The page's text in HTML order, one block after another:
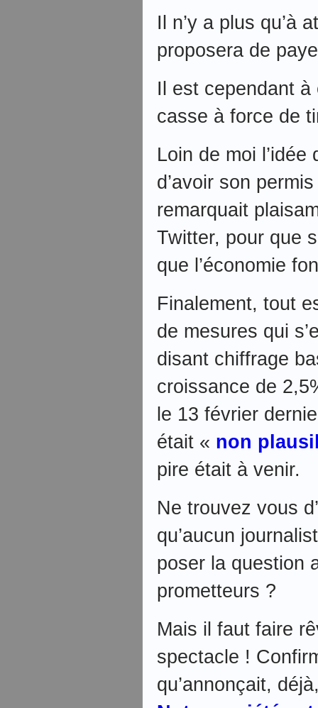
Il n’y a plus qu’à
proposera de
Il est cependant
casse à force de
Loin de moi l’idée
d’avoir son
remarquait
Twitter, pour que
que l’économie
Finalement, tout
de mesures qui
disant chiffrage
croissance de
le 13 février
était « non
pire était à venir.
Ne trouvez vous
qu’aucun
poser la question
prometteurs ?
Mais il faut faire
spectacle !
qu’annonçait,